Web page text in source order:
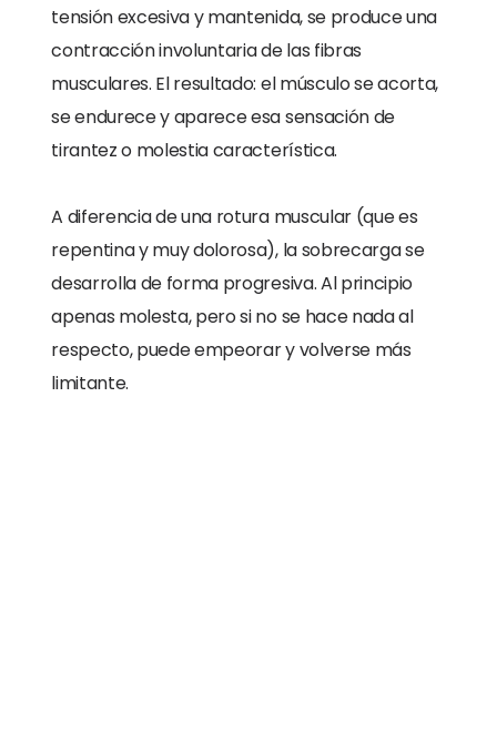
tensión excesiva y mantenida, se produce una
contracción involuntaria de las fibras
musculares. El resultado: el músculo se acorta,
se endurece y aparece esa sensación de
tirantez o molestia característica.
A diferencia de una rotura muscular (que es
repentina y muy dolorosa), la sobrecarga se
desarrolla de forma progresiva. Al principio
apenas molesta, pero si no se hace nada al
respecto, puede empeorar y volverse más
limitante.